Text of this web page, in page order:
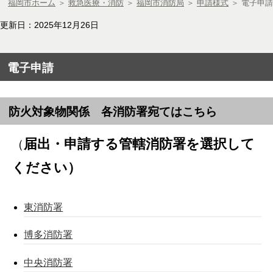
福岡市ホーム ＞ 救急医療・消防 ＞ 福岡市消防局 ＞ 申請様式 ＞ 電子申請
更新日：2025年12月26日
電子申請
防火対象物関係 各消防署宛てはこちら
（ 届出・申請する管轄消防署を選択して
ください）
東消防署
博多消防署
中央消防署